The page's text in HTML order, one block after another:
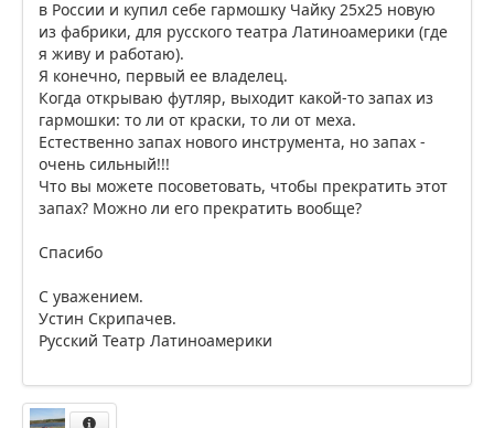
в России и купил себе гармошку Чайку 25х25 новую
из фабрики, для русского театра Латиноамерики (где
я живу и работаю).
Я конечно, первый ее владелец.
Когда открываю футляр, выходит какой-то запах из
гармошки: то ли от краски, то ли от меха.
Естественно запах нового инструмента, но запах -
очень сильный!!!
Что вы можете посоветовать, чтобы прекратить этот
запах? Можно ли его прекратить вообще?
Спасибо
С уважением.
Устин Скрипачев.
Русский Театр Латиноамерики